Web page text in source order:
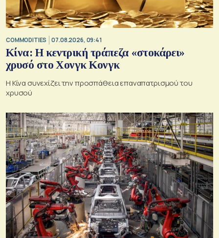
COMMODITIES 07.08.2026, 09:41
Κίνα: Η κεντρική τράπεζα «στοκάρει»
χρυσό στο Χονγκ Κονγκ
Η Κίνα συνεχίζει την προσπάθεια επαναπατρισμού του
χρυσού